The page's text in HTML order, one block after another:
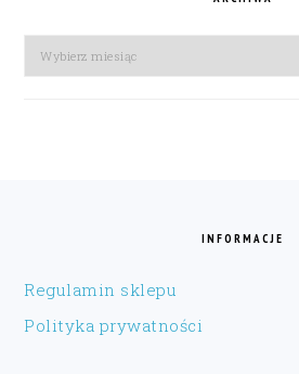
Archiwa
INFORMACJE
Regulamin sklepu
Polityka prywatności